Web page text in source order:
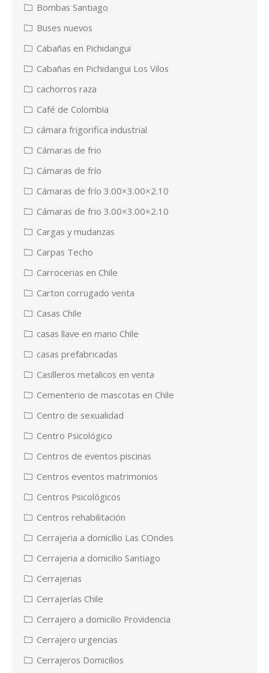
Bombas Santiago
Buses nuevos
Cabañas en Pichidangui
Cabañas en Pichidangui Los Vilos
cachorros raza
Café de Colombia
cámara frigorifica industrial
Cámaras de frio
Cámaras de frío
Cámaras de frío 3.00×3.00×2.10
Cámaras de frio 3.00×3.00×2.10
Cargas y mudanzas
Carpas Techo
Carrocerias en Chile
Carton corrugado venta
Casas Chile
casas llave en mano Chile
casas prefabricadas
Casilleros metalicos en venta
Cementerio de mascotas en Chile
Centro de sexualidad
Centro Psicológico
Centros de eventos piscinas
Centros eventos matrimonios
Centros Psicológicos
Centros rehabilitación
Cerrajeria a domicilio Las COndes
Cerrajeria a domicilio Santiago
Cerrajerias
Cerrajerías Chile
Cerrajero a domicilio Providencia
Cerrajero urgencias
Cerrajeros Domicilios